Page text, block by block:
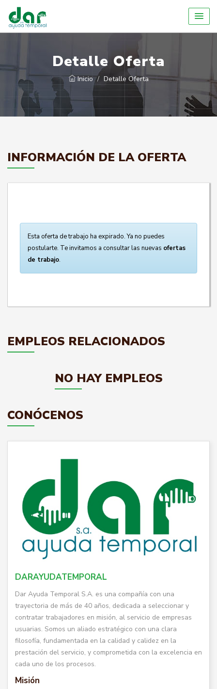
Detalle Oferta
Inicio Detalle Oferta
INFORMACIÓN DE LA OFERTA
Esta oferta de trabajo ha expirado. Ya no puedes
postularte. Te invitamos a consultar las nuevas ofertas
de trabajo.
EMPLEOS RELACIONADOS
NO HAY EMPLEOS
CONÓCENOS
DARAYUDATEMPORAL
Dar Ayuda Temporal S.A. es una compañía con una
trayectoria de más de 40 años, dedicada a seleccionar y
contratar trabajadores en misión, al servicio de empresas
usuarias. Somos un aliado estratégico con una clara
filosofía, fundamentada en la calidad y calidez en la
prestación del servicio, y comprometida con la excelencia en
cada uno de los procesos.
Misión